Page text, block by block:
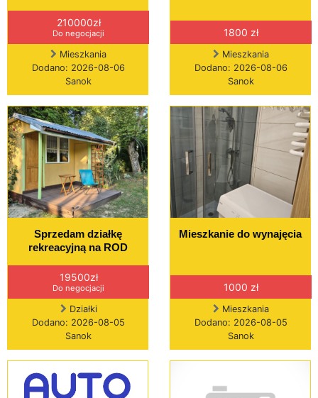
210000zł
Do negocjacji
Mieszkania
Dodano: 2026-08-06
Sanok
1800 zł
Mieszkania
Dodano: 2026-08-06
Sanok
Sprzedam działkę
rekreacyjną na ROD
19500zł
Do negocjacji
Działki
Dodano: 2026-08-05
Sanok
Mieszkanie do wynajęcia
1000 zł
Mieszkania
Dodano: 2026-08-05
Sanok